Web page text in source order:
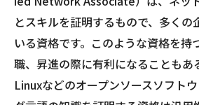
とスキルを証明するもので、多くの
いる資格です。このような資格を持
職、昇進の際に有利になることもあ
Linuxなどのオープンソースソフト